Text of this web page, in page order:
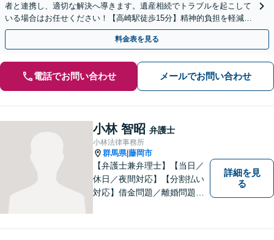
者と連携し、適切な解決へ導きます。遺産相続でトラブルを起こして
いる場合はお任せください！【高崎駅徒歩15分】精神的負担を軽減す
るためにも早めのご相談を。
料金表を見る
電話でお問い合わせ メールでお問い合わせ
小林 智昭 弁護士
小林法律事務所
群馬県|藤岡市
【弁護士兼弁理士】【当日／
休日／夜間対応】【分割払い
対応】借金問題／離婚問題／
意匠登録など弁理士業務も、
詳細を見
る